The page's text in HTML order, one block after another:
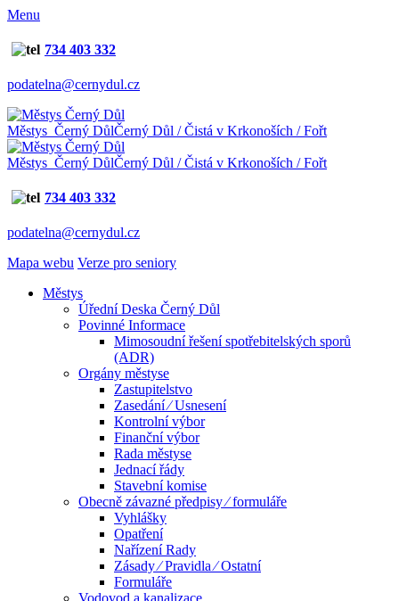
Menu
734 403 332
podatelna@cernydul.cz
Městys Černý DůlČerný Důl / Čistá v Krkonoších / Fořt
Městys Černý DůlČerný Důl / Čistá v Krkonoších / Fořt
734 403 332
podatelna@cernydul.cz
Mapa webu Verze pro seniory
Městys
Úřední Deska Černý Důl
Povinné Informace
Mimosoudní řešení spotřebitelských sporů
(ADR)
Orgány městyse
Zastupitelstvo
Zasedání ⁄ Usnesení
Kontrolní výbor
Finanční výbor
Rada městyse
Jednací řády
Stavební komise
Obecně závazné předpisy ⁄ formuláře
Vyhlášky
Opatření
Nařízení Rady
Zásady ⁄ Pravidla ⁄ Ostatní
Formuláře
Vodovod a kanalizace